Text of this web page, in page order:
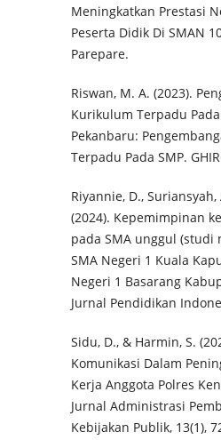
Meningkatkan Prestasi
Peserta Didik Di SMAN
Parepare.
Riswan, M. A. (2023).
Kurikulum Terpadu Pada
Pekanbaru:
Terpadu Pada SMP.
Riyannie, D., Suriansyah,
(2024). Kepemimpinan
pada SMA unggul (studi
SMA Negeri 1 Kuala
Negeri 1 Basarang
Jurnal Pendidikan
Sidu, D., & Harmin, S.
Komunikasi Dalam
Kerja Anggota Polres
Jurnal Administrasi
Kebijakan Publik, 13(1),